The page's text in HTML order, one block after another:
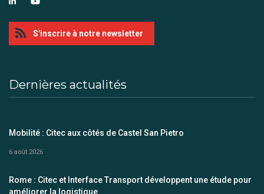
S'inscrire à notre newsletter
Dernières actualités
Mobilité : Citec aux côtés de Castel San Pietro
6 août 2026
Rome : Citec et Interface Transport développent une étude pour
améliorer la logistique